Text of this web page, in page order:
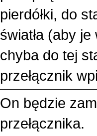
pierdółki, do
światła (aby
chyba do tej
przełącznik
On będzie
przełącznika.